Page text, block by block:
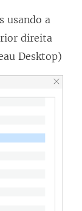
usando a
direita
Desktop)